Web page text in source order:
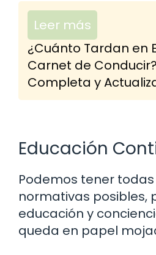
Leer más
¿Cuánto Tardan en
Carnet de
Completa y
Educación
Podemos tener
normativas posibles,
educación y
queda en papel